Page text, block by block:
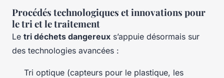
Procédés technologiques et innovations pour
le tri et le traitement
Le tri déchets dangereux s’appuie désormais sur
des technologies avancées :
Tri optique (capteurs pour le plastique, les